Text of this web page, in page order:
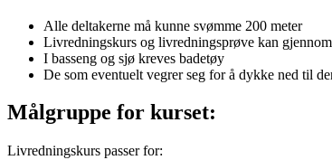
Alle deltakerne må kunne svømme 200 meter
Livredningskurs og livredningsprøve kan
I basseng og sjø kreves badetøy
De som eventuelt vegrer seg for å dykke ned til
Målgruppe for kurset:
Livredningskurs passer for: